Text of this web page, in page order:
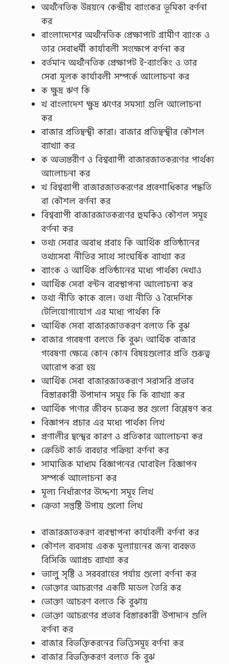
অর্থনৈতিক উন্নয়নে কেন্দ্রীয় ব্যাংকের ভূমিকা বর্ণনা
কর
বাংলাদেশের অর্থনৈতিক প্রেক্ষাপটে গ্রামীণ ব্যাংক ও
তার সেবাধর্মী কার্যাবলী সংক্ষেপে বর্ণনা কর
বর্তমান অর্থনৈতিক প্রেক্ষাপট ই-ব্যাংকিং ও তার
সেবা মূলক কার্যাবলী সম্পর্কে আলোচনা কর
ক ক্ষুদ্র ঋণ কি
খ বাংলাদেশ ক্ষুদ্র ঋণের সমস্যা গুলি আলোচনা
কর
বাজার প্রতিদ্বন্দ্বী কারা। বাজার প্রতিদ্বন্দ্বীর কৌশল
ব্যাখ্যা কর
ক অভ্যন্তরীণ ও বিশ্বব্যাপী বাজারজাতকরণের পার্থক্য
আলোচনা কর
খ বিশ্বব্যাপী বাজারজাতকরণের প্রবেশাধিকার পদ্ধতি
বা কৌশল বর্ণনা কর
বিশ্বব্যাপী বাজারজাতকরণের হুমকিও কৌশল সমূহ
বর্ণনা কর
তথ্য সেবার অবাধ প্রবাহ কি আর্থিক প্রতিষ্ঠানের‌
তথ্যসেবা নীতির সাথে সাংঘর্ষিক ব্যাখ্যা কর
ব্যাংক ও আর্থিক প্রতিষ্ঠানের মধ্যে পার্থক্য দেখাও
আর্থিক সেবা বন্টন ব্যবস্থাপনা আলোচনা কর
তথ্য নীতি কাকে বলে। তথ্য নীতি ও বৈদেশিক
টেলিযোগাযোগ এর মধ্যে পার্থক্য কি
আর্থিক সেবা বাজারজাতকরণ বলতে কি বুঝ
বাজার গবেষণা বলতে কি বুঝ। আর্থিক বাজার
গবেষণা ক্ষেত্রে কোন কোন বিষয়গুলোর প্রতি গুরুত্ব
আরোপ করা হয়
আর্থিক সেবা বাজারজাতকরণে সরাসরি প্রভাব
বিস্তারকারী উপাদান সমূহ কি কি ব্যাখ্যা কর
আর্থিক পণ্যের জীবন চক্রের স্তর গুলো বিশ্লেষণ কর
বিজ্ঞাপন প্রচার এর মধ্যে পার্থক্য লিখ
প্রণালীর দ্বন্দ্বের কারণ ও প্রতিকার আলোচনা কর
ক্রেডিট কার্ড ব্যবহার পক্রিয়া বর্ণনা কর
সামাজিক মাধ্যম বিজ্ঞাপনের মোবাইল বিজ্ঞাপন
সম্পর্কে আলোচনা কর
মূল্য নির্ধারণের উদ্দেশ্য সমূহ লিখ
ক্রেতা সন্তুষ্টি উপায় গুলো লিখ
বাজারজাতকরণ ব্যবস্থাপনা কার্যাবলী বর্ণনা কর
কৌশল ব্যবসায় একক মূল্যায়নের জন্য ব্যবহৃত
বিসিজি অ্যাপ্রচ ব্যাখ্যা কর
ভ্যালু সৃষ্টি ও সরবরাহের পর্যায় গুলো বর্ণনা কর
ভোক্তার আচরণের একটি মডেল তৈরি কর
ভোক্তা আচরণ বলতে কি বুঝায়
ভোক্তা আচরণের প্রভাব বিস্তারকারী উপাদান গুলি
বর্ণনা কর
বাজার বিভক্তিকরনের ভিত্তিসমূহ বর্ণনা কর
বাজার বিভক্তিকরণ বলতে কি বুঝ